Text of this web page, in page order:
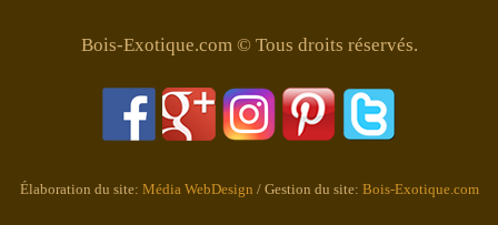
Bois-Exotique.com © Tous droits réservés.
Élaboration du site: Média WebDesign / Gestion du site: Bois-Exotique.com